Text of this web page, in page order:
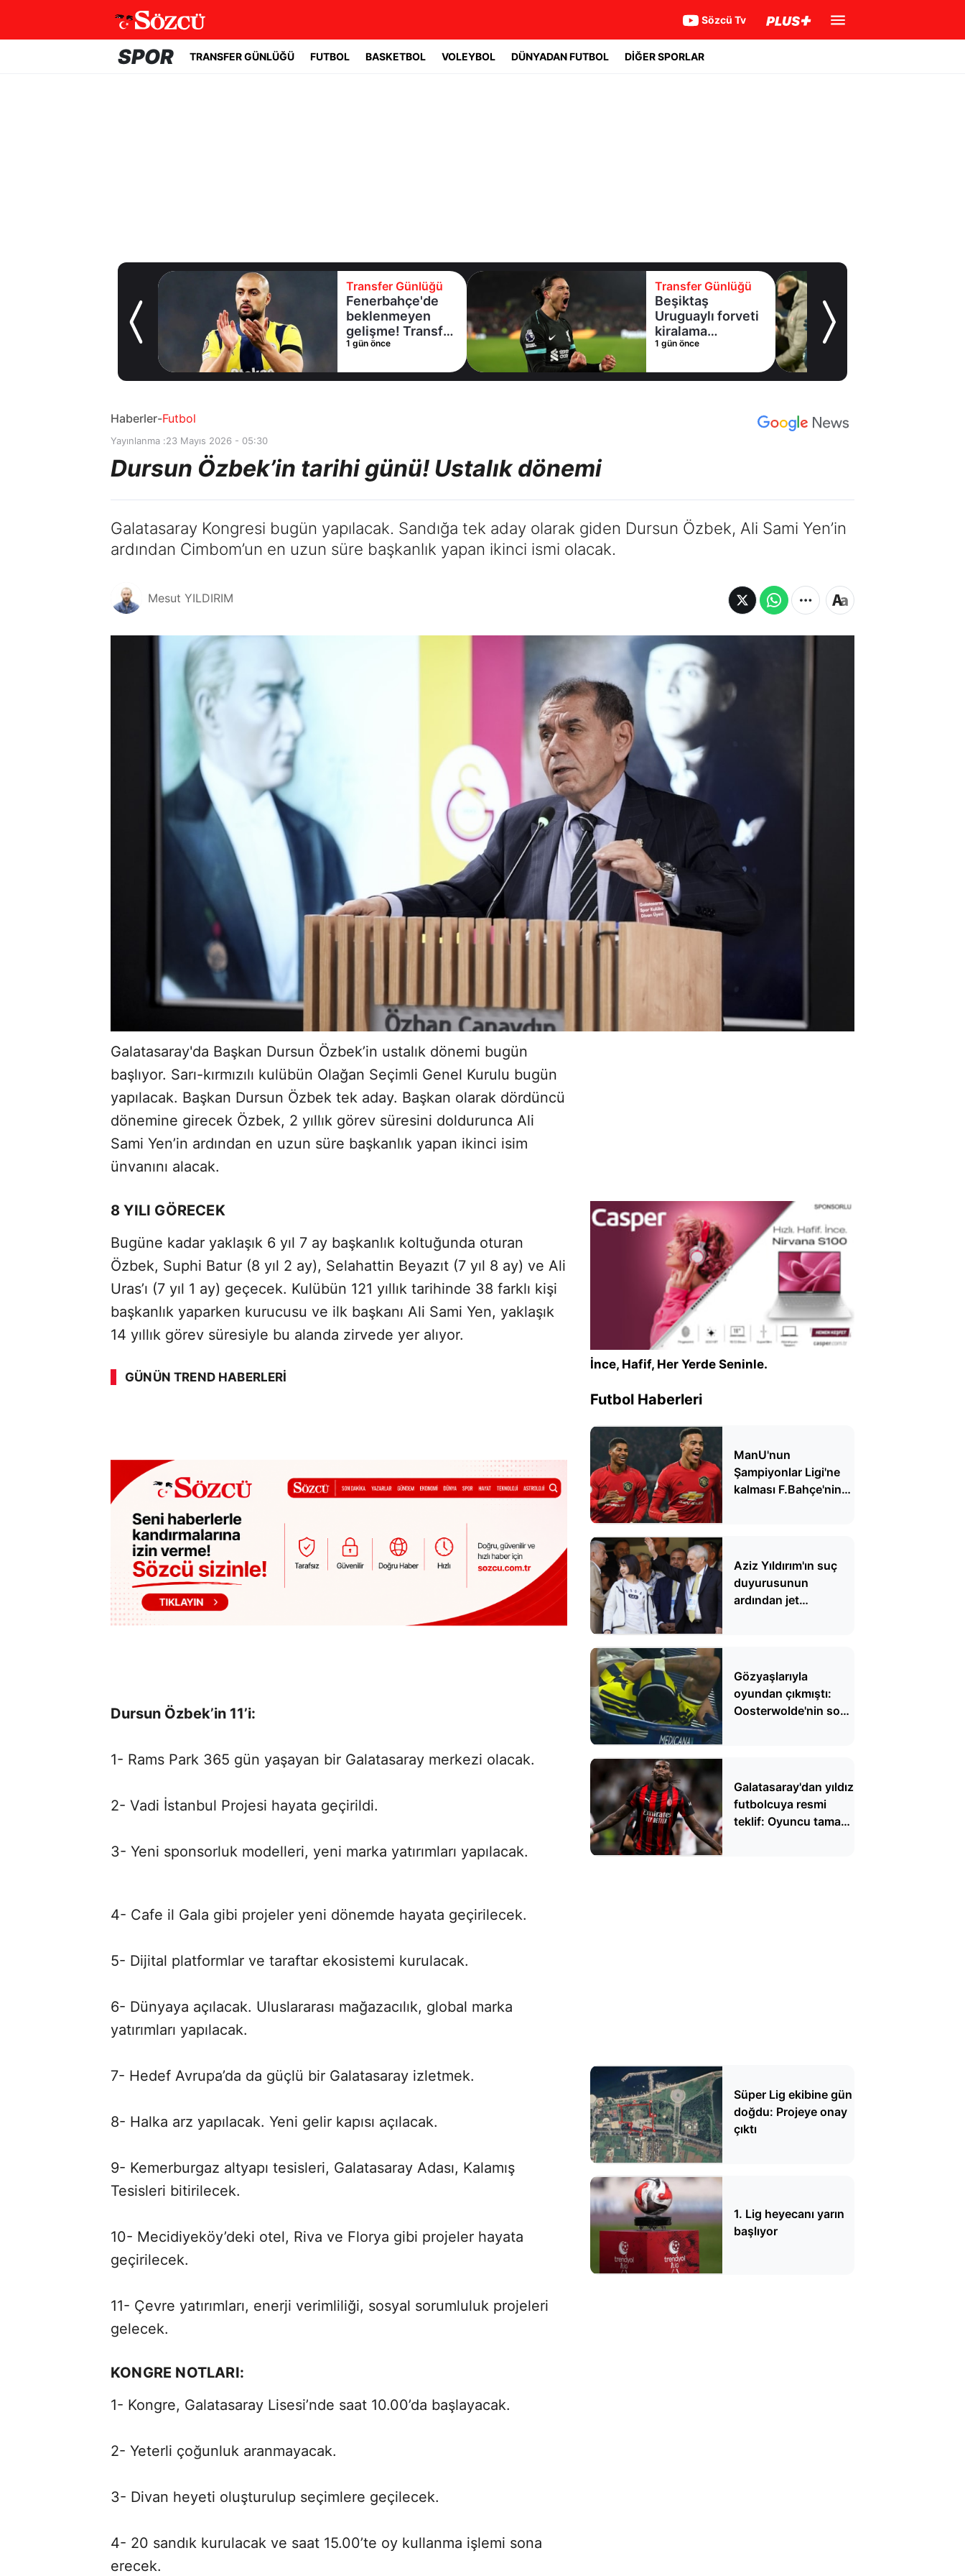
Sözcü Tv
SPOR TRANSFER GÜNLÜĞÜ FUTBOL BASKETBOL VOLEYBOL DÜNYADAN FUTBOL DİĞER SPORLAR
gelişme! Transfer
Transfer Günlüğü
Beşiktaş
Uruguaylı forveti
kiralama
konusunda Al
Adım adım Nunez
1 gün önce
Transfer Günlüğü
Batrakov’da ikinci
raunt
1 gün önce
Haberler-Futbol
Yayınlanma :23 Mayıs 2026 - 05:30
Dursun Özbek’in tarihi günü! Ustalık dönemi
Galatasaray Kongresi bugün yapılacak. Sandığa tek aday olarak giden Dursun Özbek, Ali Sami Yen’in
ardından Cimbom’un en uzun süre başkanlık yapan ikinci ismi olacak.
Mesut YILDIRIM
Galatasaray'da Başkan Dursun Özbek’in ustalık dönemi bugün
başlıyor. Sarı-kırmızılı kulübün Olağan Seçimli Genel Kurulu bugün
yapılacak. Başkan Dursun Özbek tek aday. Başkan olarak dördüncü
dönemine girecek Özbek, 2 yıllık görev süresini doldurunca Ali
Sami Yen’in ardından en uzun süre başkanlık yapan ikinci isim
ünvanını alacak.
8 YILI GÖRECEK
Bugüne kadar yaklaşık 6 yıl 7 ay başkanlık koltuğunda oturan
Özbek, Suphi Batur (8 yıl 2 ay), Selahattin Beyazıt (7 yıl 8 ay) ve Ali
Uras’ı (7 yıl 1 ay) geçecek. Kulübün 121 yıllık tarihinde 38 farklı kişi
başkanlık yaparken kurucusu ve ilk başkanı Ali Sami Yen, yaklaşık
14 yıllık görev süresiyle bu alanda zirvede yer alıyor.
GÜNÜN TREND HABERLERI
Dursun Özbek’in 11’i:
1- Rams Park 365 gün yaşayan bir Galatasaray merkezi olacak.
2- Vadi İstanbul Projesi hayata geçirildi.
3- Yeni sponsorluk modelleri, yeni marka yatırımları yapılacak.
4- Cafe il Gala gibi projeler yeni dönemde hayata geçirilecek.
5- Dijital platformlar ve taraftar ekosistemi kurulacak.
6- Dünyaya açılacak. Uluslararası mağazacılık, global marka
yatırımları yapılacak.
7- Hedef Avrupa’da da güçlü bir Galatasaray izletmek.
8- Halka arz yapılacak. Yeni gelir kapısı açılacak.
9- Kemerburgaz altyapı tesisleri, Galatasaray Adası, Kalamış
Tesisleri bitirilecek.
10- Mecidiyeköy’deki otel, Riva ve Florya gibi projeler hayata
geçirilecek.
11- Çevre yatırımları, enerji verimliliği, sosyal sorumluluk projeleri
gelecek.
KONGRE NOTLARI:
1- Kongre, Galatasaray Lisesi’nde saat 10.00’da başlayacak.
2- Yeterli çoğunluk aranmayacak.
3- Divan heyeti oluşturulup seçimlere geçilecek.
4- 20 sandık kurulacak ve saat 15.00’te oy kullanma işlemi sona
erecek.
İnce, Hafif, Her Yerde Seninle.
Futbol Haberleri
ManU'nun
Şampiyonlar Ligi'ne
kalması F.Bahçe'nin
Aziz Yıldırım'ın suç
duyurusunun
ardından jet
Gözyaşlarıyla
oyundan çıkmıştı:
Oosterwolde'nin son
Galatasaray'dan yıldız
futbolcuya resmi
teklif: Oyuncu tamam
Süper Lig ekibine gün
doğdu: Projeye onay
çıktı
1. Lig heyecanı yarın
başlıyor